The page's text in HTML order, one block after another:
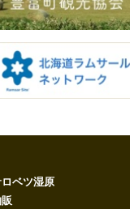
ベツ湿原